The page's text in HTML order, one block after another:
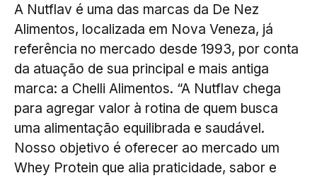
A Nutflav é uma das marcas da De Nez
Alimentos, localizada em Nova Veneza, já
referência no mercado desde 1993, por conta
da atuação de sua principal e mais antiga
marca: a Chelli Alimentos. “A Nutflav chega
para agregar valor à rotina de quem busca
uma alimentação equilibrada e saudável.
Nosso objetivo é oferecer ao mercado um
Whey Protein que alia praticidade, sabor e